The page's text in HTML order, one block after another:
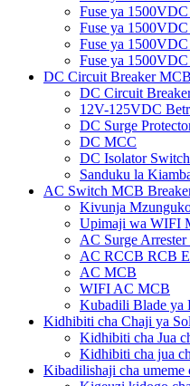
Fuse ya
Fuse ya
Fuse ya
Fuse ya
DC Circuit Breaker
DC Circuit
12V-125VDC
DC Surge
DC MCC
DC Isolator Switch
Sanduku la
AC Switch MCB
Kivunja
Upimaji wa WIFI
AC Surge Arrester
AC RCCB RCB
AC MCB
WIFI AC MCB
Kubadili Blade ya
Kidhibiti cha Chaji ya
Kidhibiti cha Jua
Kidhibiti cha jua
Kibadilishaji cha umeme